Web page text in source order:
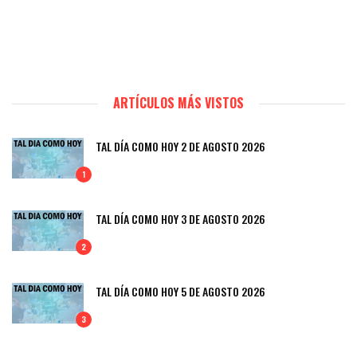
ARTÍCULOS MÁS VISTOS
1
TAL DÍA COMO HOY 2 DE AGOSTO 2026
2
TAL DÍA COMO HOY 3 DE AGOSTO 2026
3
TAL DÍA COMO HOY 5 DE AGOSTO 2026